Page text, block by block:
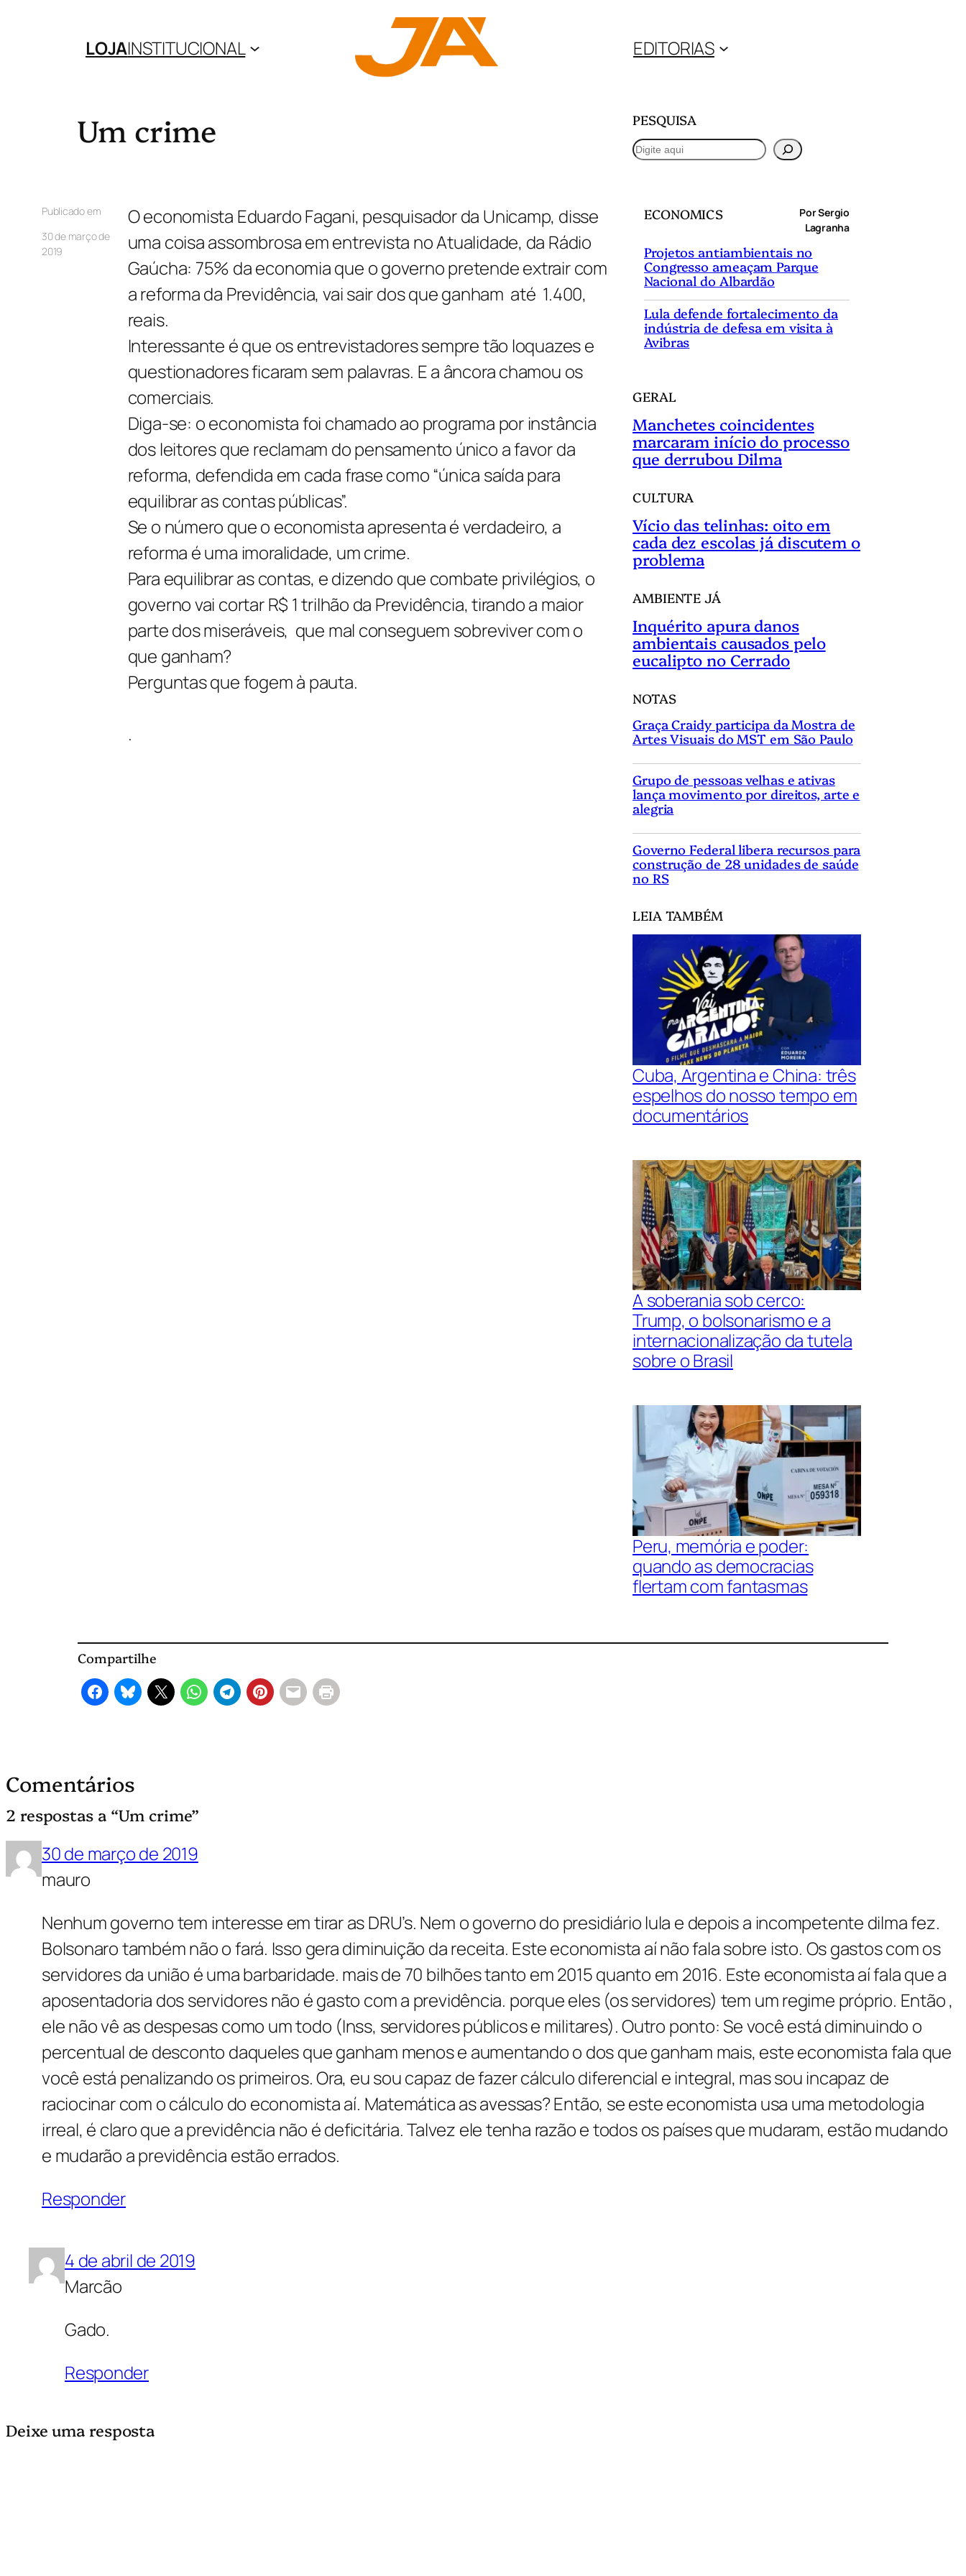
LOJAINSTITUCIONAL EDITORIAS
Um crime
Publicado em
30 de março de
2019
O economista Eduardo Fagani, pesquisador da Unicamp, disse
uma coisa assombrosa em entrevista no Atualidade, da Rádio
Gaúcha: 75% da economia que o governo pretende extrair com
a reforma da Previdência, vai sair dos que ganham até 1.400,
reais.
Interessante é que os entrevistadores sempre tão loquazes e
questionadores ficaram sem palavras. E a âncora chamou os
comerciais.
Diga-se: o economista foi chamado ao programa por instância
dos leitores que reclamam do pensamento único a favor da
reforma, defendida em cada frase como “única saída para
equilibrar as contas públicas”.
Se o número que o economista apresenta é verdadeiro, a
reforma é uma imoralidade, um crime.
Para equilibrar as contas, e dizendo que combate privilégios, o
governo vai cortar R$ 1 trilhão da Previdência, tirando a maior
parte dos miseráveis, que mal conseguem sobreviver com o
que ganham?
Perguntas que fogem à pauta.
.
PESQUISA
P
ECONOMICS
Por Sergio
Lagranha
Projetos antiambientais no
Congresso ameaçam Parque
Nacional do Albardão
Lula defende fortalecimento da
indústria de defesa em visita à
Avibras
GERAL
Manchetes coincidentes
marcaram início do processo
que derrubou Dilma
CULTURA
Vício das telinhas: oito em
cada dez escolas já discutem o
problema
AMBIENTE JÁ
Inquérito apura danos
ambientais causados pelo
eucalipto no Cerrado
NOTAS
Graça Craidy participa da Mostra de
Artes Visuais do MST em São Paulo
Grupo de pessoas velhas e ativas
lança movimento por direitos, arte e
alegria
Governo Federal libera recursos para
construção de 28 unidades de saúde
no RS
LEIA TAMBÉM
Cuba, Argentina e China: três
espelhos do nosso tempo em
documentários
A soberania sob cerco:
Trump, o bolsonarismo e a
internacionalização da tutela
sobre o Brasil
Peru, memória e poder:
quando as democracias
flertam com fantasmas
Compartilhe
Comentários
2 respostas a “Um crime”
30 de março de 2019
mauro
Nenhum governo tem interesse em tirar as DRU’s. Nem o governo do presidiário lula e depois a incompetente dilma fez.
Bolsonaro também não o fará. Isso gera diminuição da receita. Este economista aí não fala sobre isto. Os gastos com os
servidores da união é uma barbaridade. mais de 70 bilhões tanto em 2015 quanto em 2016. Este economista aí fala que a
aposentadoria dos servidores não é gasto com a previdência. porque eles (os servidores) tem um regime próprio. Então ,
ele não vê as despesas como um todo (Inss, servidores públicos e militares). Outro ponto: Se você está diminuindo o
percentual de desconto daqueles que ganham menos e aumentando o dos que ganham mais, este economista fala que
você está penalizando os primeiros. Ora, eu sou capaz de fazer cálculo diferencial e integral, mas sou incapaz de
raciocinar com o cálculo do economista aí. Matemática as avessas? Então, se este economista usa uma metodologia
irreal, é claro que a previdência não é deficitária. Talvez ele tenha razão e todos os países que mudaram, estão mudando
e mudarão a previdência estão errados.
Responder
4 de abril de 2019
Marcão
Gado.
Responder
Deixe uma resposta